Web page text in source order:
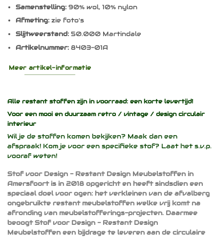
Samenstelling: 90% wol, 10% nylon
Afmeting:zie foto's
Slijtweerstand:50.000 Martindale
Artikelnummer:8403-01A
Meer artikel-informatie
Alle restant stoffen zijn in voorraad: een korte levertijd!
Voor een mooi en duurzaam retro / vintage / design circulair
interieur
Wil je de stoffen komen bekijken? Maak dan een
afspraak! Kom je voor een specifieke stof? Laat het s.v.p.
vooraf weten!
Stof voor Design - Restant Design Meubelstoffen in
Amersfoort is in 2018 opgericht en heeft sindsdien een
speciaal doel voor ogen: het verkleinen van de afvalberg
ongebruikte restant meubelstoffen welke vrij komt na
afronding van meubelstofferings-projecten. Daarmee
beoogt Stof voor Design - Restant Design
Meubelstoffen een bijdrage te leveren aan de circulaire